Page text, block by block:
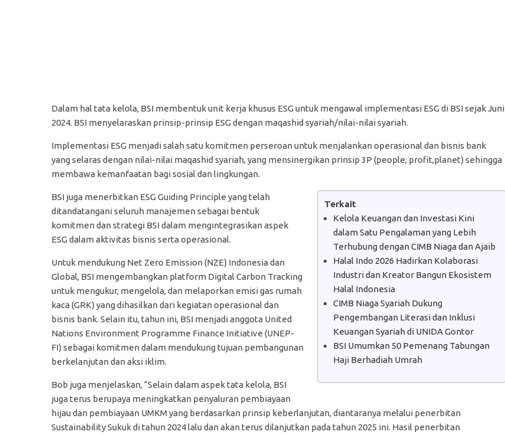
Dalam hal tata kelola, BSI membentuk unit kerja khusus ESG untuk mengawal implementasi ESG di BSI sejak Juni
2024. BSI menyelaraskan prinsip-prinsip ESG dengan maqashid syariah/nilai-nilai syariah.
Implementasi ESG menjadi salah satu komitmen perseroan untuk menjalankan operasional dan bisnis bank
yang selaras dengan nilai-nilai maqashid syariah, yang mensinergikan prinsip 3P (people, profit,planet) sehingga
membawa kemanfaatan bagi sosial dan lingkungan.
Terkait
Kelola Keuangan dan Investasi Kini
dalam Satu Pengalaman yang Lebih
Terhubung dengan CIMB Niaga dan Ajaib
Halal Indo 2026 Hadirkan Kolaborasi
Industri dan Kreator Bangun Ekosistem
Halal Indonesia
CIMB Niaga Syariah Dukung
Pengembangan Literasi dan Inklusi
Keuangan Syariah di UNIDA Gontor
BSI Umumkan 50 Pemenang Tabungan
Haji Berhadiah Umrah
BSI juga menerbitkan ESG Guiding Principle yang telah
ditandatangani seluruh manajemen sebagai bentuk
komitmen dan strategi BSI dalam mengintegrasikan aspek
ESG dalam aktivitas bisnis serta operasional.
Untuk mendukung Net Zero Emission (NZE) Indonesia dan
Global, BSI mengembangkan platform Digital Carbon Tracking
untuk mengukur, mengelola, dan melaporkan emisi gas rumah
kaca (GRK) yang dihasilkan dari kegiatan operasional dan
bisnis bank. Selain itu, tahun ini, BSI menjadi anggota United
Nations Environment Programme Finance Initiative (UNEP-
FI) sebagai komitmen dalam mendukung tujuan pembangunan
berkelanjutan dan aksi iklim.
Bob juga menjelaskan, “Selain dalam aspek tata kelola, BSI
juga terus berupaya meningkatkan penyaluran pembiayaan
hijau dan pembiayaan UMKM yang berdasarkan prinsip keberlanjutan, diantaranya melalui penerbitan
Sustainability Sukuk di tahun 2024 lalu dan akan terus dilanjutkan pada tahun 2025 ini. Hasil penerbitan